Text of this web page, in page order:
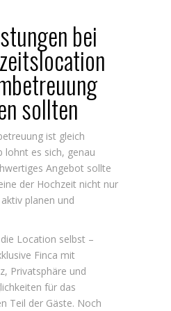
bei
sollten
ist gleich
lohnt es sich, genau
Angebot sollte
der Hochzeit nicht nur
planen und
Location selbst –
Finca mit
Privatsphäre und
für das
Teil der Gäste. Noch